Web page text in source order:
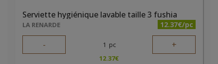
Serviette hygiénique lavable taille 3 fushia
LA RENARDE 12.37€/pc
- 1 pc +
12.37€